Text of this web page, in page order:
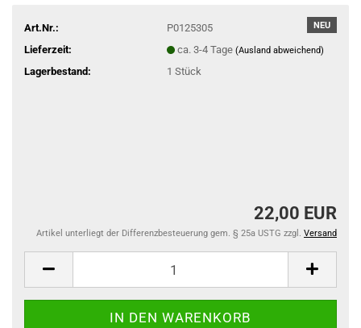
NEU
Art.Nr.:
P0125305
Lieferzeit:
ca. 3-4 Tage (Ausland abweichend)
Lagerbestand: 1 Stück
22,00 EUR
Artikel unterliegt der Differenzbesteuerung gem. § 25a USTG zzgl. Versand